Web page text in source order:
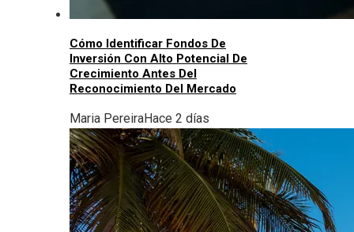
Cómo Identificar Fondos De
Inversión Con Alto Potencial De
Crecimiento Antes Del
Reconocimiento Del Mercado
Maria PereiraHace 2 días